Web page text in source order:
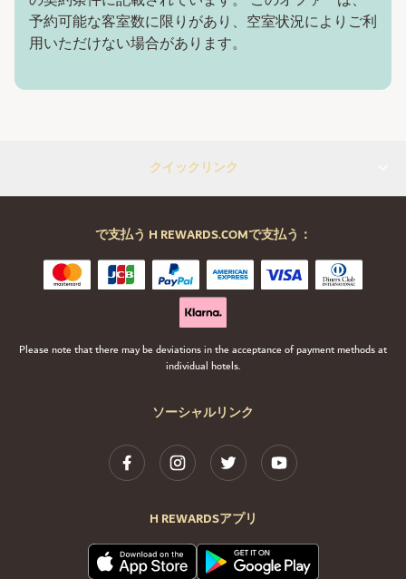
予約可能な客室数に限りがあり、空室状況によりご利
用いただけない場合があります。
クイックリンク
ソーシャルリンク
H REWARDSアプリ
で支払う H REWARDS.COMで支払う：
Please note that there may be deviations in the acceptance of payment methods at
individual hotels.